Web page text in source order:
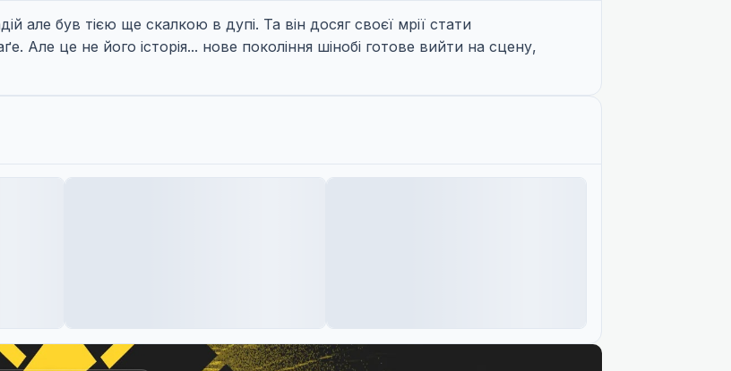
але був тією ще скалкою в дупі. Та він досяг своєї мрії стати
Але це не його історія... нове покоління шінобі готове вийти на сцену,